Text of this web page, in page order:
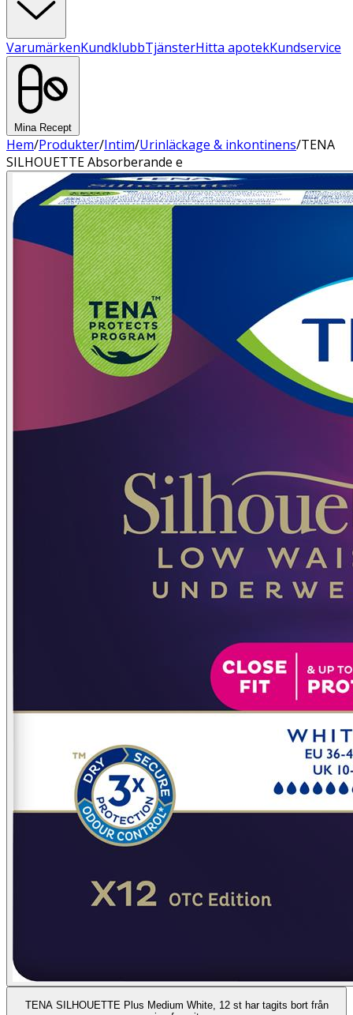
VarumärkenKundklubbTjänsterHitta apotekKundservice
Mina Recept
Hem/Produkter/Intim/Urinläckage & inkontinens/TENA
SILHOUETTE Absorberande e
TENA SILHOUETTE Plus Medium White, 12 st har tagits bort från